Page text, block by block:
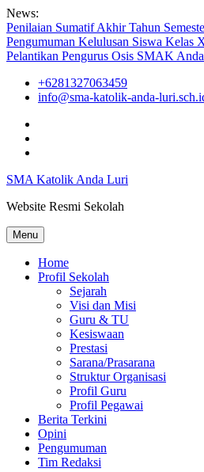
Skip
to
content
News:
Penilaian Sumatif Akhir Tahun
Pengumuman Kelulusan Siswa
Pelantikan Pengurus Osis SMAK
+6281327063459
info@sma-katolik-anda-
SMA Katolik Anda Luri
Website Resmi Sekolah
Menu
Home
Profil Sekolah
Sejarah
Visi dan Misi
Guru & TU
Kesiswaan
Prestasi
Sarana/Prasarana
Struktur Organisasi
Profil Guru
Profil Pegawai
Berita Terkini
Opini
Pengumuman
Tim Redaksi